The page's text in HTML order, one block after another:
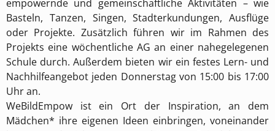
empowernde und gemeinschaftliche Aktivitäten – wie
Basteln, Tanzen, Singen, Stadterkundungen, Ausflüge
oder Projekte. Zusätzlich führen wir im Rahmen des
Projekts eine wöchentliche AG an einer nahegelegenen
Schule durch. Außerdem bieten wir ein festes Lern- und
Nachhilfeangebot jeden Donnerstag von 15:00 bis 17:00
Uhr an.
WeBildEmpow ist ein Ort der Inspiration, an dem
Mädchen* ihre eigenen Ideen einbringen, voneinander